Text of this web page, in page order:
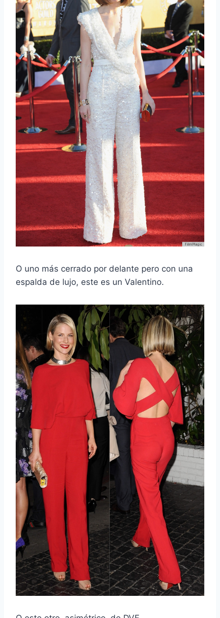
O uno más cerrado por delante pero con una
espalda de lujo, este es un Valentino.